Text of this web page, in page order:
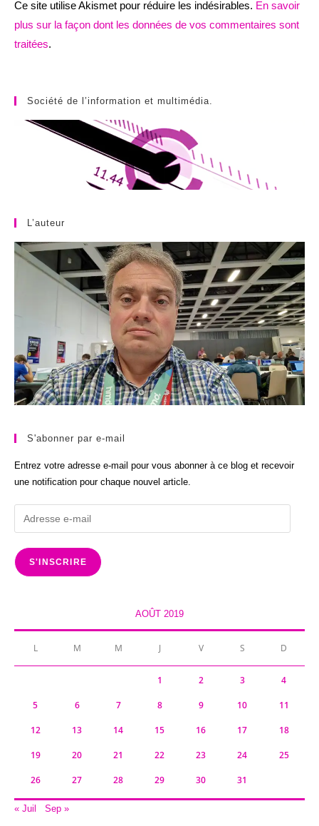
Ce site utilise Akismet pour réduire les indésirables. En savoir
plus sur la façon dont les données de vos commentaires sont
traitées.
Société de l’information et multimédia.
L’auteur
S'abonner par e-mail
Entrez votre adresse e-mail pour vous abonner à ce blog et recevoir
une notification pour chaque nouvel article.
e-
mail
S'INSCRIRE
AOÛT 2019
L M M J V S D
1 2 3 4
5 6 7 8 9 10 11
12 13 14 15 16 17 18
19 20 21 22 23 24 25
26 27 28 29 30 31
« Juil Sep »